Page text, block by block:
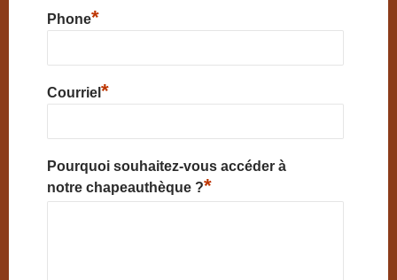
Phone*
Courriel *
Pourquoi souhaitez-vous accéder à
notre chapeauthèque ?*